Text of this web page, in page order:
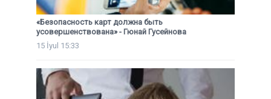
«Безопасность карт должна быть
усовершенствована» - Гюнай Гусейнова
15 İyul 15:33